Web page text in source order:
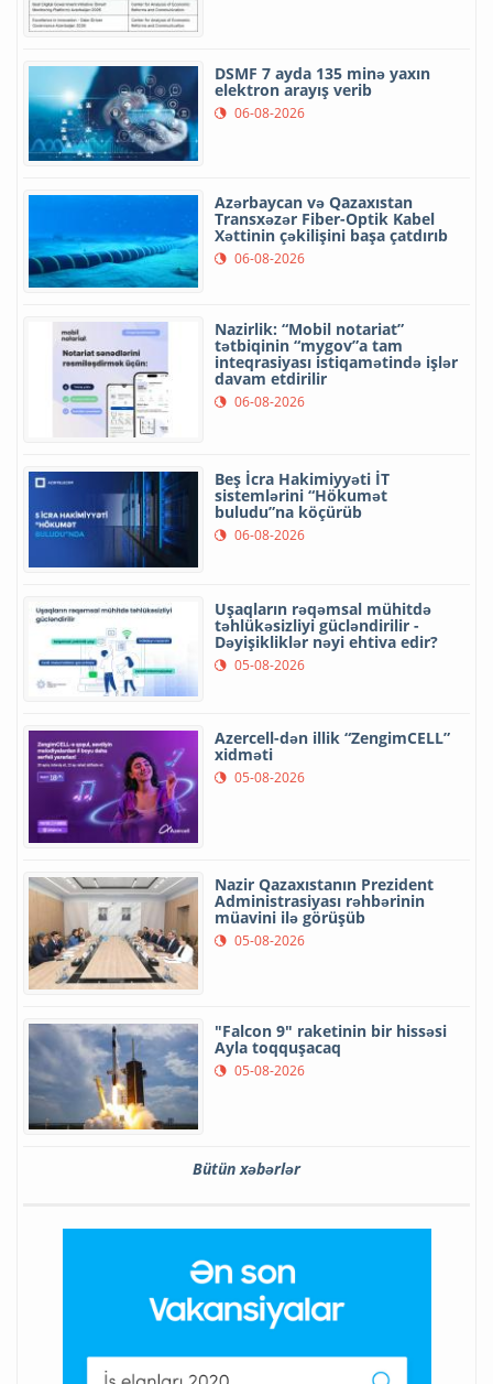
DSMF 7 ayda 135 minə yaxın
elektron arayış verib
06-08-2026
Azərbaycan və Qazaxıstan
Transxəzər Fiber-Optik Kabel
Xəttinin çəkilişini başa çatdırıb
06-08-2026
Nazirlik: “Mobil notariat”
tətbiqinin “mygov”a tam
inteqrasiyası istiqamətində işlər
davam etdirilir
06-08-2026
Beş İcra Hakimiyyəti İT
sistemlərini “Hökumət
buludu”na köçürüb
06-08-2026
Uşaqların rəqəmsal mühitdə
təhlükəsizliyi gücləndirilir -
Dəyişikliklər nəyi ehtiva edir?
05-08-2026
Azercell-dən illik “ZengimCELL”
xidməti
05-08-2026
Nazir Qazaxıstanın Prezident
Administrasiyası rəhbərinin
müavini ilə görüşüb
05-08-2026
"Falcon 9" raketinin bir hissəsi
Ayla toqquşacaq
05-08-2026
Bütün xəbərlər